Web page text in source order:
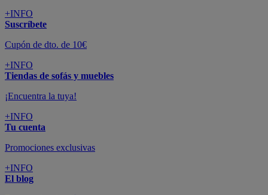
+INFO
Suscríbete
Cupón de dto. de 10€
+INFO
Tiendas de sofás y muebles
¡Encuentra la tuya!
+INFO
Tu cuenta
Promociones exclusivas
+INFO
El blog